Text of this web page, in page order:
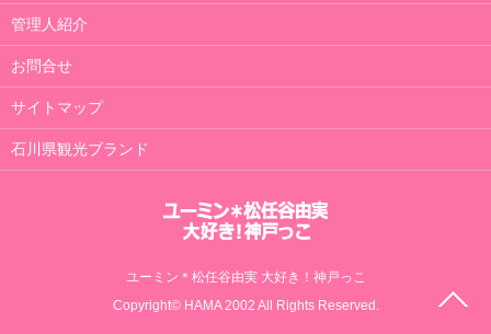
管理人紹介
お問合せ
サイトマップ
石川県観光ブランド
ユーミン＊松任谷由実 大好き！神戸っこ
Copyright© HAMA 2002 All Rights Reserved.